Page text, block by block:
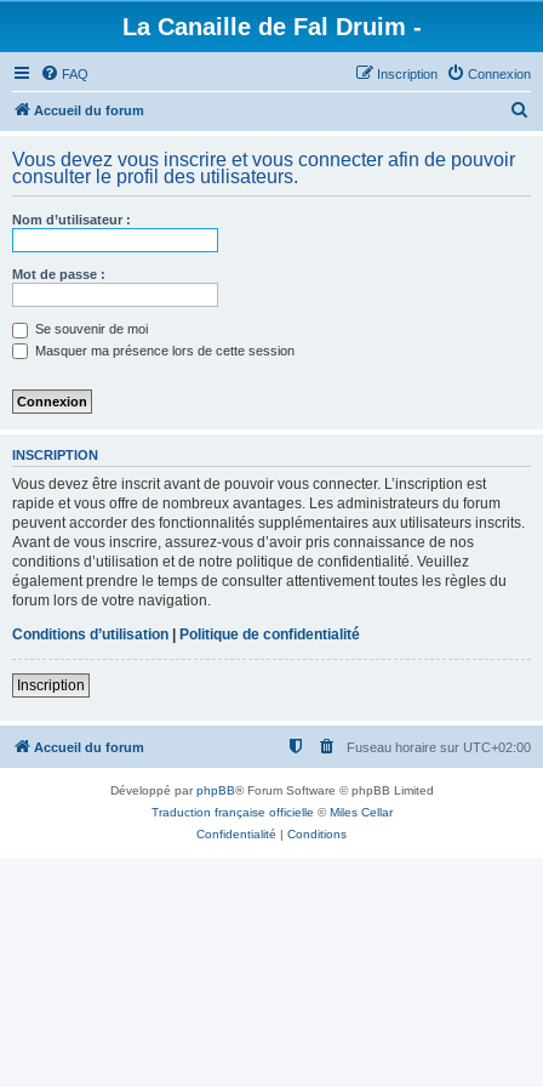
La Canaille de Fal Druim -
FAQ Connexion
Inscription
Accueil du forum
h
Vous devez vous inscrire et vous connecter afin de pouvoir
consulter le profil des utilisateurs.
Nom d’utilisateur :
Mot de passe :
Se souvenir de moi
Masquer ma présence lors de cette session
INSCRIPTION
Vous devez être inscrit avant de pouvoir vous connecter. L’inscription est
rapide et vous offre de nombreux avantages. Les administrateurs du forum
peuvent accorder des fonctionnalités supplémentaires aux utilisateurs inscrits.
Avant de vous inscrire, assurez-vous d’avoir pris connaissance de nos
conditions d’utilisation et de notre politique de confidentialité. Veuillez
également prendre le temps de consulter attentivement toutes les règles du
forum lors de votre navigation.
Conditions d’utilisation | Politique de confidentialité
Inscription
Accueil du forum Fuseau horaire sur UTC+02:00
Développé parphpBB® Forum Software © phpBB Limited
Traduction française officielle ©Miles Cellar
Confidentialité | Conditions